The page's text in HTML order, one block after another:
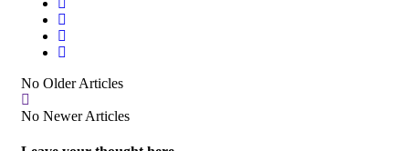
No Older Articles
No Newer Articles